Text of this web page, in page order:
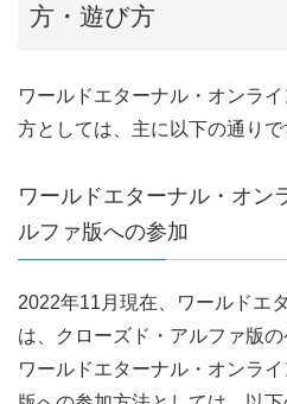
方・遊び方
ワールドエターナル・オンラ
方としては、主に以下の通りで
ワールドエターナル・オン
ルファ版への参加
2022年11月現在、ワールドエ
は、クローズド・アルファ版の
ワールドエターナル・オンラ